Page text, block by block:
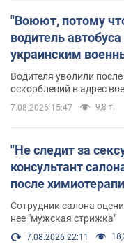
"Воюют, потому
водитель
украинским
Водителя уволили
оскорблений в адрес
7.08.2026 15:47 9,8 т.
"Не следит за
консультант
после
Сотрудник салона
нее "мужская стрижка"
7.08.2026 22:11